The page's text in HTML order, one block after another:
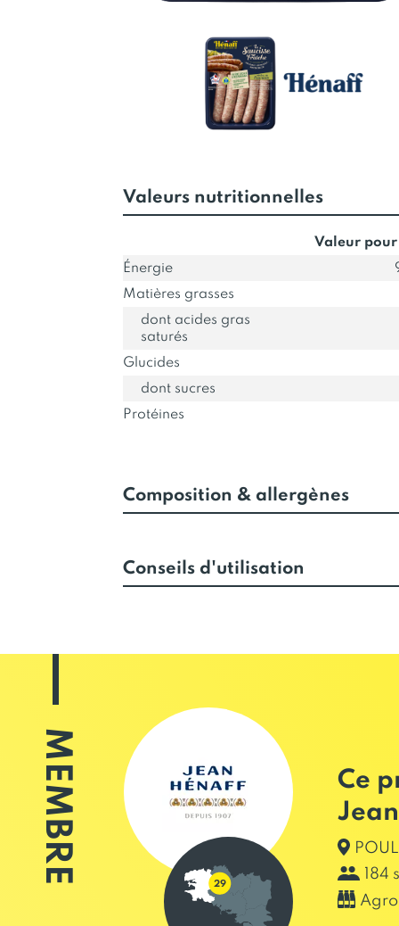
Valeurs nutritionnelles
Valeur pour
Énergie
Matières grasses
dont acides gras
saturés
Glucides
dont sucres
Protéines
Composition & allergènes
Conseils d'utilisation
MEMBRE
Ce
184